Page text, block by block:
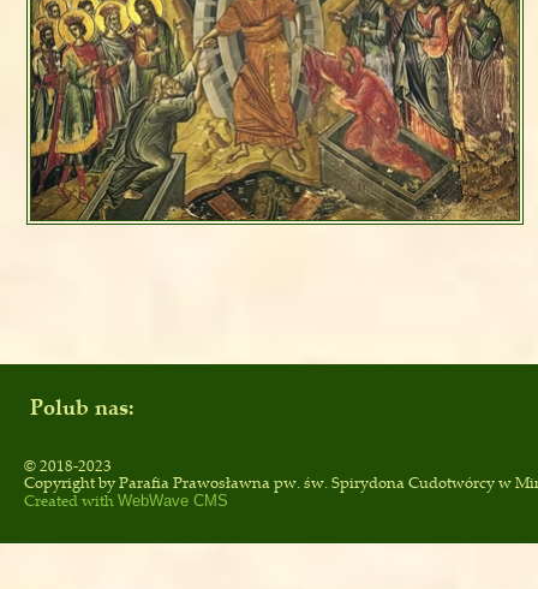
Polub nas:
© 2018-2023
Copyright byParafia Prawosławna pw. św. Spirydona Cudotwórcyw
Created with WebWave CMS